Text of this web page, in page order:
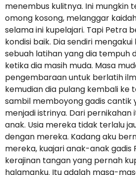
menembus kulitnya. Ini mungkin
omong kosong, melanggar
selama ini kupelajari. Tapi Petra
kondisi baik. Dia sendiri
sebuah latihan yang dia tempuh
ketika dia masih muda. Masa
pengembaraan untuk berlatih
kemudian dia pulang kembali ke
sambil memboyong gadis cantik
menjadi istrinya. Dari pernikahan
anak. Usia mereka tidak terlalu
dengan mereka. Kadang aku
mereka, kuajari anak-anak
kerajinan tangan yang pernah
halamanku. Itu adalah masa-